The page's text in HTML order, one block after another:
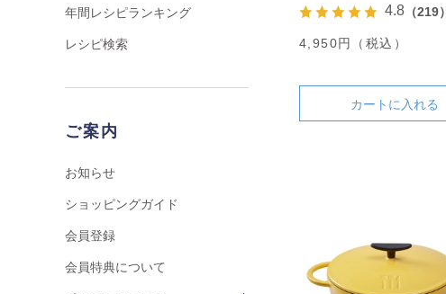
年間レシピランキング
レシピ検索
ご案内
お知らせ
ショッピングガイド
会員登録
会員特典について
4.8 （219）
4,950円（税込）
カートに入れる